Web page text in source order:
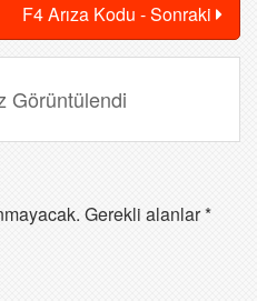
F4 Arıza Kodu - Sonraki
Görüntülendi
Gerekli alanlar*